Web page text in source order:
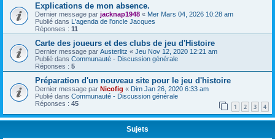
Explications de mon absence.
Dernier message par jacknap1948 « Mer Mars 04, 2026 10:28 am
Publié dans L'agenda de l'oncle Jacques
Réponses : 11
Carte des joueurs et des clubs de jeu d'Histoire
Dernier message par Austerlitz « Jeu Nov 12, 2020 12:21 am
Publié dans Communauté - Discussion générale
Réponses : 5
Préparation d'un nouveau site pour le jeu d'histoire
Dernier message par Nicofig « Dim Jan 26, 2020 6:33 am
Publié dans Communauté - Discussion générale
Réponses : 45 1 2 3 4
Sujets